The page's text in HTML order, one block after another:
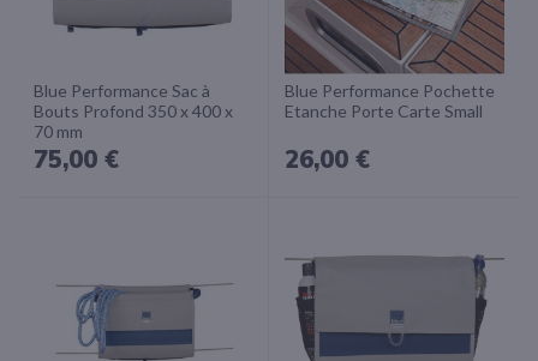
Blue Performance Sac à
Bouts Profond 350 x 400 x
70 mm
75,00 €
Blue Performance Pochette
Etanche Porte Carte Small
26,00 €